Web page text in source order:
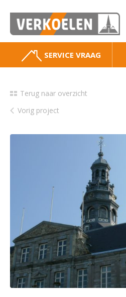
SERVICE VRAAG
Terug naar overzicht
Vorig project